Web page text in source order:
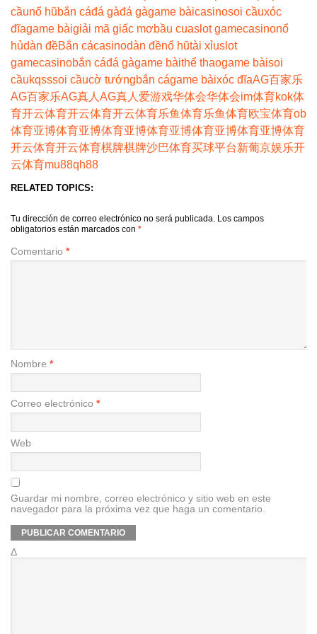
cầunổ hũbắn cáđá gàđá gàgame bàicasinosoi cầuxóc
đĩagame bàigiải mã giấc mơbầu cuaslot gamecasinonổ
hủdàn đềBắn cácasinodàn đềnổ hũtài xỉuslot
gamecasinobắn cáđá gàgame bàithể thaogame bàisoi
cầukqsssoi cầucờ tướngbắn cágame bàixóc đĩaAG百家乐
AG百家乐AG真人 AG真人 爱游戏华体会华体会im体育kok体
育开云体育开云体育开云体育乐鱼体育乐鱼体育欧宝体育ob
体育亚博体育亚博体育亚博体育亚博体育亚博体育亚博体育
开云体育开云体育棋牌棋牌沙巴体育买球平台新葡京娱乐开
云体育mu88qh88
RELATED TOPICS:
Tu dirección de correo electrónico no será publicada. Los campos
obligatorios están marcados con *
Comentario *
Nombre *
Correo electrónico *
Web
Guardar mi nombre, correo electrónico y sitio web en este
navegador para la próxima vez que haga un comentario.
Δ